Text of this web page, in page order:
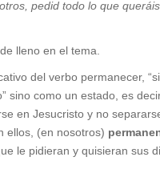
pedid todo lo que
lleno en el tema.
del verbo permanecer, “si
sino como un estado, es
en Jesucristo y no
ellos, (en nosotros)
le pidieran y quisieran sus